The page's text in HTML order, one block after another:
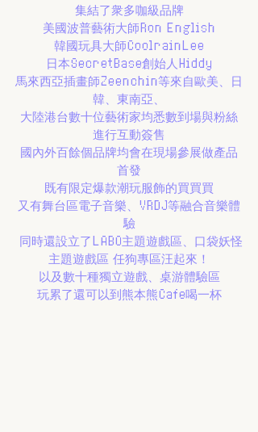
集結了衆多咖級品牌
美國波普藝術大師Ron English
韓國玩具大師CoolrainLee
日本SecretBase創始人Hiddy
馬來西亞插畫師Zeenchin等來自歐美、日
韓、東南亞、
大陸港台數十位藝術家均悉數到場與粉絲
進行互動簽售
國內外百餘個品牌均會在現場參展做產品
首發
既有限定爆款潮玩服飾的買買買
又有舞台區電子音樂、VRDJ等融合音樂體
驗
主題遊戲區 任狗專區汪起來！
以及數十種獨立遊戲、桌游體驗區
玩累了還可以到熊本熊Cafe喝一杯